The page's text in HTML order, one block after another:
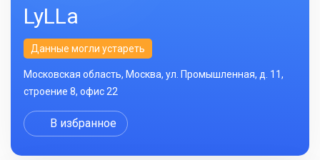
LyLLa
Данные могли устареть
Московская область, Москва, ул. Промышленная, д. 11,
строение 8, офис 22
В избранное